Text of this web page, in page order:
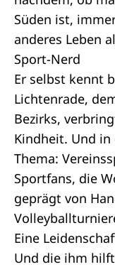
Süden ist,
anderes Leben
Sport-Nerd
Er selbst kennt
Lichtenrade,
Bezirks,
Kindheit. Und
Thema:
Sportfans, die
geprägt von
Eine
Und die ihm